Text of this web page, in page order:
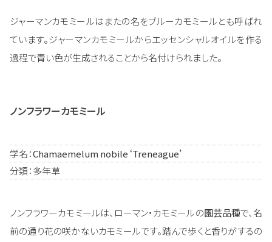
ジャーマンカモミールはまたの名をブルーカモミールとも呼ばれ
ています。ジャーマンカモミールからエッセンシャルオイルを作る
過程で青い色が生成されることから名付けられました。
ノンフラワーカモミール
学名：Chamaemelum nobile ‘Treneague’
分類：多年草
ノンフラワーカモミールは、ローマン・カモミールの園芸品種で、名
前の通り花の咲かないカモミールです。踏んで歩くと香りがするの